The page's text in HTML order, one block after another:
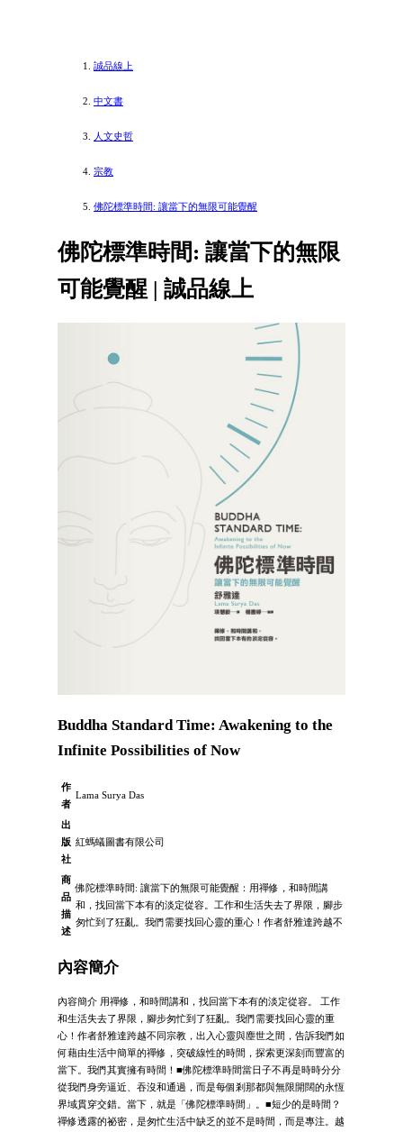
誠品線上
中文書
人文史哲
宗教
佛陀標準時間: 讓當下的無限可能覺醒
佛陀標準時間: 讓當下的無限
可能覺醒 | 誠品線上
Buddha Standard Time: Awakening to the
Infinite Possibilities of Now
作
者
Lama Surya Das
出
版
社
紅螞蟻圖書有限公司
商
品
描
述
佛陀標準時間: 讓當下的無限可能覺醒：用禪修，和時間講
和，找回當下本有的淡定從容。工作和生活失去了界限，腳步
匆忙到了狂亂。我們需要找回心靈的重心！作者舒雅達跨越不
內容簡介
內容簡介 用禪修，和時間講和，找回當下本有的淡定從容。 工作
和生活失去了界限，腳步匆忙到了狂亂。我們需要找回心靈的重
心！作者舒雅達跨越不同宗教，出入心靈與塵世之間，告訴我們如
何藉由生活中簡單的禪修，突破線性的時間，探索更深刻而豐富的
當下。我們其實擁有時間！■佛陀標準時間當日子不再是時時分分
從我們身旁逼近、吞沒和通過，而是每個剎那都與無限開闊的永恆
界域貫穿交錯。當下，就是「佛陀標準時間」。■短少的是時間？
禪修透露的祕密，是匆忙生活中缺乏的並不是時間，而是專注。越